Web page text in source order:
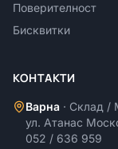
Поверителност
Бисквитки
КОНТАКТИ
Варна · Склад /
ул. Атанас
052 / 636 959